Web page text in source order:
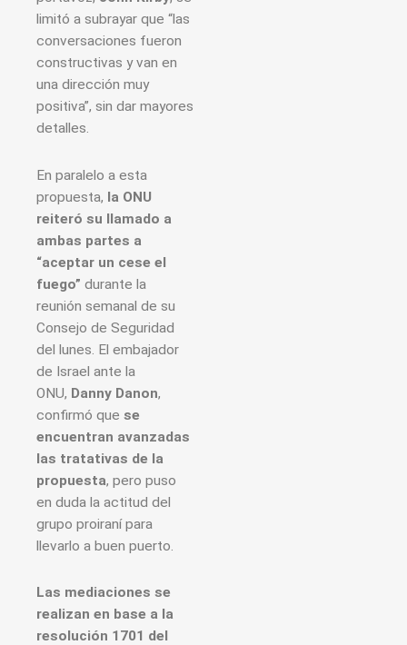
limitó a subrayar que “las
conversaciones fueron
constructivas y van en
una dirección muy
positiva”, sin dar mayores
detalles.
En paralelo a esta
propuesta, la ONU
reiteró su llamado a
ambas partes a
“aceptar un cese el
fuego” durante la
reunión semanal de su
Consejo de Seguridad
del lunes. El embajador
de Israel ante la
ONU, Danny Danon,
confirmó que se
encuentran avanzadas
las tratativas de la
propuesta, pero puso
en duda la actitud del
grupo proiraní para
llevarlo a buen puerto.
Las mediaciones se
realizan en base a la
resolución 1701 del